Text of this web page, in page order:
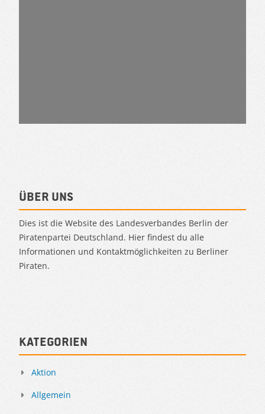
Über uns
Dies ist die Website des Landesverbandes Berlin der
Piratenpartei Deutschland. Hier findest du alle
Informationen und Kontaktmöglichkeiten zu Berliner
Piraten.
Kategorien
Aktion
Allgemein